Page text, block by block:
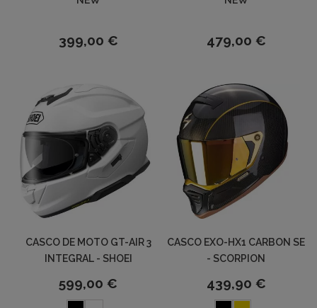
399,00 € 479,00 €
CASCO DE MOTO GT-AIR 3
INTEGRAL - SHOEI
599,00 €
CASCO EXO-HX1 CARBON SE
- SCORPION
439,90 €